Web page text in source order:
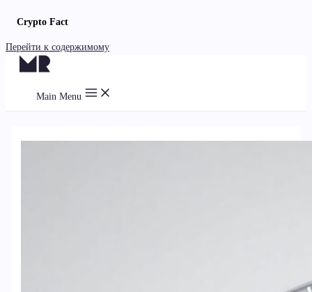
Crypto Fact
Перейти к содержимому
Main Menu